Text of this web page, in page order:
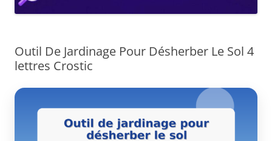
Outil De Jardinage Pour Désherber Le Sol 4
lettres Crostic